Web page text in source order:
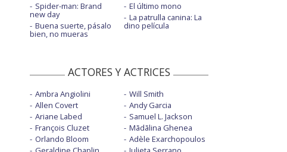
Spider-man: Brand
new day
Buena suerte, pásalo
bien, no mueras
El último mono
La patrulla canina: La
dino película
ACTORES Y ACTRICES
Ambra Angiolini
Allen Covert
Ariane Labed
François Cluzet
Orlando Bloom
Will Smith
Andy Garcia
Samuel L. Jackson
Mãdãlina Ghenea
Adèle Exarchopoulos